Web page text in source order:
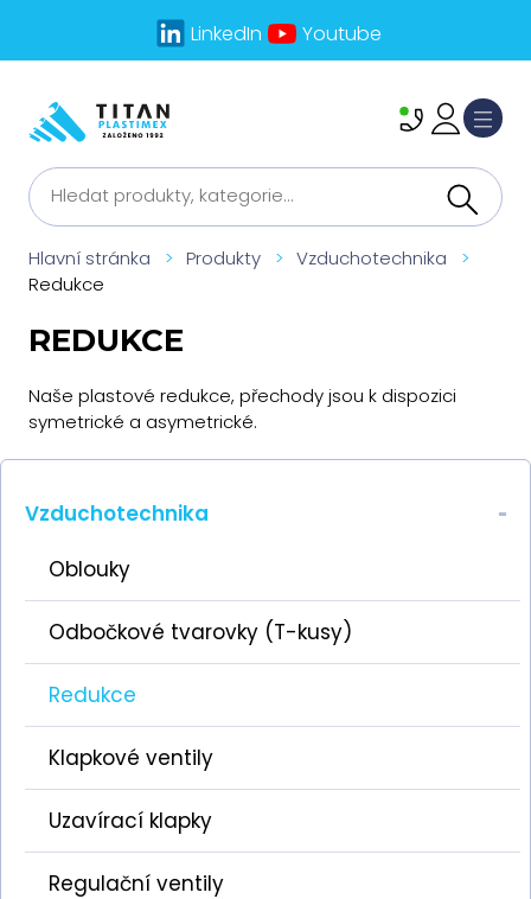
LinkedIn Youtube
Hlavní stránka > Produkty > Vzduchotechnika
>
Redukce
REDUKCE
Naše plastové redukce, přechody jsou k dispozici
symetrické a asymetrické.
Vzduchotechnika
-
Oblouky
Odbočkové tvarovky (T-kusy)
Redukce
Klapkové ventily
Uzavírací klapky
Regulační ventily